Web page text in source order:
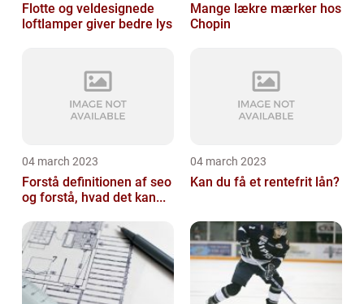
Flotte og veldesignede
loftlamper giver bedre lys
Mange lækre mærker hos
Chopin
04 march 2023
Forstå definitionen af seo
og forstå, hvad det kan...
04 march 2023
Kan du få et rentefrit lån?